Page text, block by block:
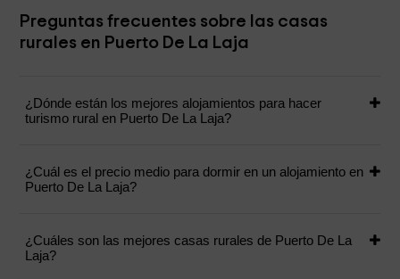
Preguntas frecuentes sobre las casas
rurales en Puerto De La Laja
¿Dónde están los mejores alojamientos para hacer
turismo rural en Puerto De La Laja?
¿Cuál es el precio medio para dormir en un alojamiento en
Puerto De La Laja?
¿Cuáles son las mejores casas rurales de Puerto De La
Laja?